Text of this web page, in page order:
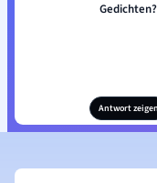
Gedichten?
Antwort zeigen